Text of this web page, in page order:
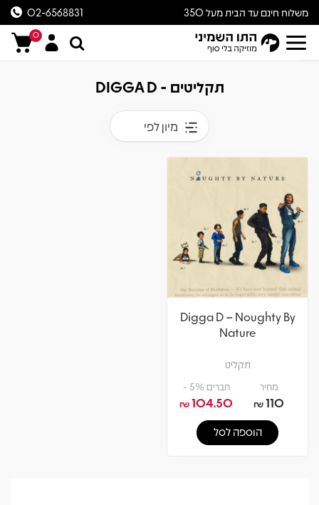
משלוח חינם עד הבית מעל 350
ש״ח
02-6568831
0
תקליטים - DIGGA D
מיון לפי
Digga D – Noughty By
Nature
תקליט
מחיר
110
₪
חברים 5% -
104.50
₪
הוספה לסל